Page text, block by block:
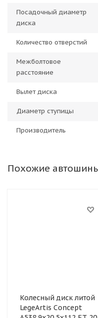
Посадочный диаметр
диска
Количество отверстий
Межболтовое
расстояние
Вылет диска
Диаметр ступицы
Производитель
Похожие
Колесный диск литой
LegeArtis Concept